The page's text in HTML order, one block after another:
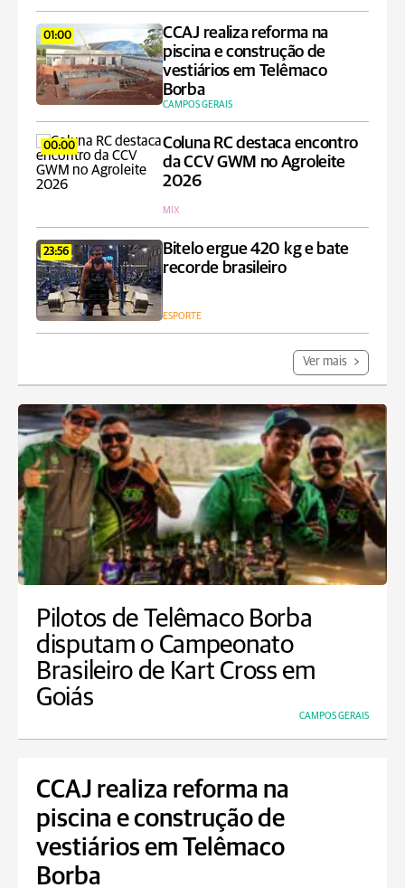
01:00
CCAJ realiza reforma na
piscina e construção de
vestiários em Telêmaco
Borba
CAMPOS GERAIS
00:00
Coluna RC destaca encontro
da CCV GWM no Agroleite
2026
MIX
23:56
Bitelo ergue 420 kg e bate
recorde brasileiro
ESPORTE
Ver mais
Pilotos de Telêmaco Borba
disputam o Campeonato
Brasileiro de Kart Cross em
Goiás
CAMPOS GERAIS
CCAJ realiza reforma na
piscina e construção de
vestiários em Telêmaco
Borba